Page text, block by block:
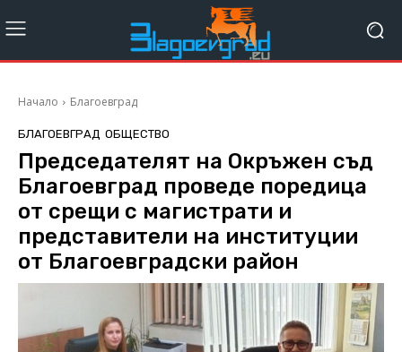
Начало Благоевград
БЛАГОЕВГРАД ОБЩЕСТВО
Председателят на Окръжен съд
Благоевград проведе поредица
от срещи с магистрати и
представители на институции
от Благоевградски район